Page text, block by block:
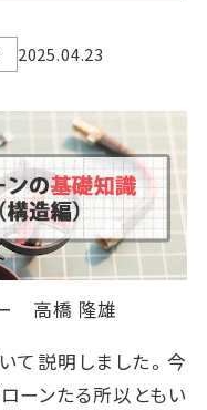
2025.04.23
ー 高橋 隆雄
て説明しました。今
ーンたる所以ともい